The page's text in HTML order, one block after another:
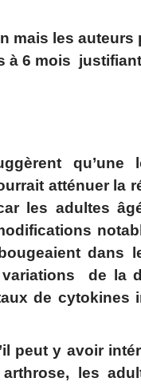
mais les
à 6 mois
qu’une
atténuer la
les adultes
dans
de la
de cytokines
peut y avoir
les